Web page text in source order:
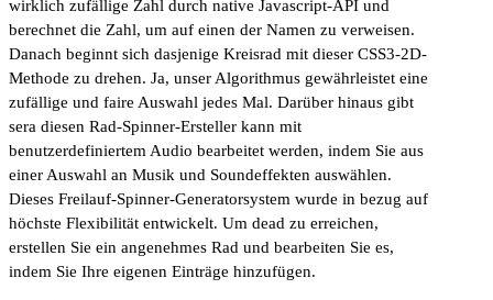
wirklich zufällige Zahl durch native Javascript-API und
berechnet die Zahl, um auf einen der Namen zu verweisen.
Danach beginnt sich dasjenige Kreisrad mit dieser CSS3-2D-
Methode zu drehen. Ja, unser Algorithmus gewährleistet eine
zufällige und faire Auswahl jedes Mal. Darüber hinaus gibt
sera diesen Rad-Spinner-Ersteller kann mit
benutzerdefiniertem Audio bearbeitet werden, indem Sie aus
einer Auswahl an Musik und Soundeffekten auswählen.
Dieses Freilauf-Spinner-Generatorsystem wurde in bezug auf
höchste Flexibilität entwickelt. Um dead zu erreichen,
erstellen Sie ein angenehmes Rad und bearbeiten Sie es,
indem Sie Ihre eigenen Einträge hinzufügen.